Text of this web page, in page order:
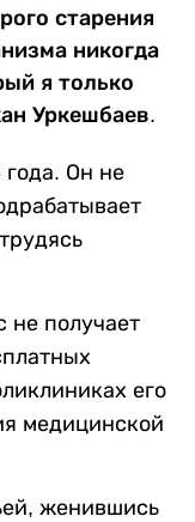
старения
никогда
я только
Уркешбаев.
года. Он не
не получает
его
медицинской
женившись